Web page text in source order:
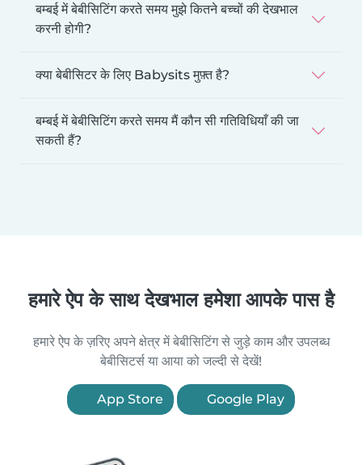
बम्बई में बेबीसिटिंग करते समय मुझे कितने बच्चों की देखभाल
करनी होगी?
क्या बेबीसिटर के लिए Babysits मुफ़्त है?
बम्बई में बेबीसिटिंग करते समय मैं कौन सी गतिविधियाँ की जा
सकती हैं?
हमारे ऐप के साथ देखभाल हमेशा आपके पास है
हमारे ऐप के ज़रिए अपने क्षेत्र में बेबीसिटिंग से जुड़े काम और उपलब्ध
बेबीसिटर्स या आया को जल्दी से देखें!
App Store Google Play